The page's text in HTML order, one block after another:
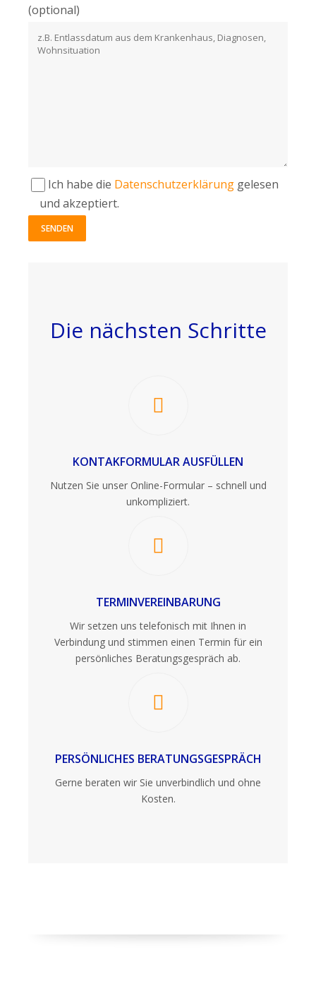
(optional)
Ich habe die Datenschutzerklärung gelesen
und akzeptiert.
Die nächsten Schritte
KONTAKFORMULAR AUSFÜLLEN
Nutzen Sie unser Online-Formular – schnell und
unkompliziert.
TERMINVEREINBARUNG
Wir setzen uns telefonisch mit Ihnen in
Verbindung und stimmen einen Termin für ein
persönliches Beratungsgespräch ab.
PERSÖNLICHES BERATUNGSGESPRÄCH
Gerne beraten wir Sie unverbindlich und ohne
Kosten.